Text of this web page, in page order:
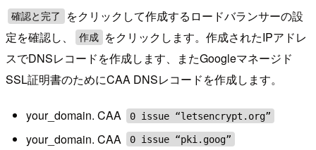
確認と完了
をクリックして作成するロードバランサーの設
定を確認し、
作成
をクリックします。作成されたIPアドレ
スでDNSレコードを作成します、またGoogleマネージド
SSL証明書のためにCAA DNSレコードを作成します。
your_domain. CAA 0 issue “letsencrypt.org”
your_domain. CAA 0 issue “pki.goog”